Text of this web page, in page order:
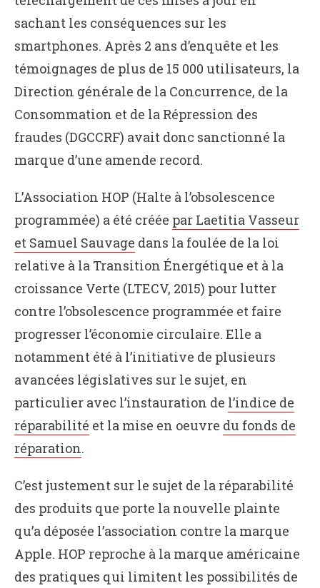
sachant les conséquences sur les
smartphones. Après 2 ans d’enquête et les
témoignages de plus de 15 000 utilisateurs, la
Direction générale de la Concurrence, de la
Consommation et de la Répression des
fraudes (DGCCRF) avait donc sanctionné la
marque d’une amende record.
L’Association HOP (Halte à l’obsolescence
programmée) a été créée par Laetitia Vasseur
et Samuel Sauvage dans la foulée de la loi
relative à la Transition Énergétique et à la
croissance Verte (LTECV, 2015) pour lutter
contre l’obsolescence programmée et faire
progresser l’économie circulaire. Elle a
notamment été à l’initiative de plusieurs
avancées législatives sur le sujet, en
particulier avec l’instauration de l’indice de
réparabilité et la mise en oeuvre du fonds de
réparation.
C’est justement sur le sujet de la réparabilité
des produits que porte la nouvelle plainte
qu’a déposée l’association contre la marque
Apple. HOP reproche à la marque américaine
des pratiques qui limitent les possibilités de